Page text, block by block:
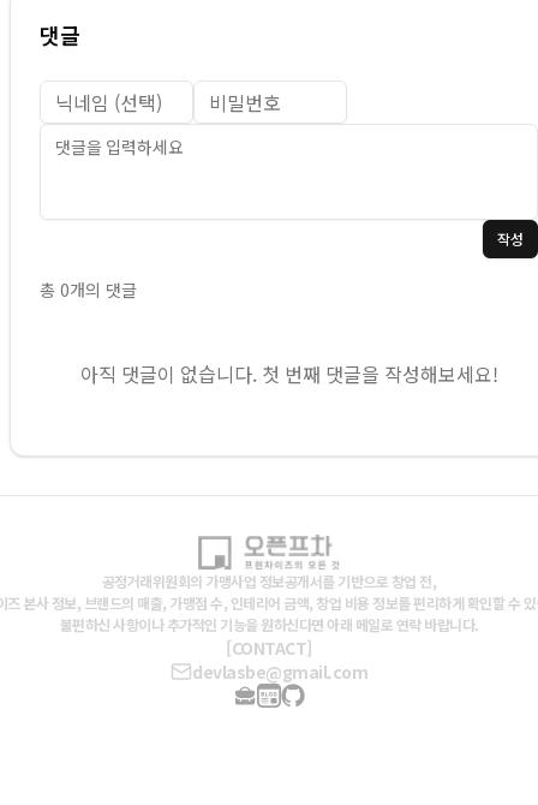
댓글
작성
총 0개의 댓글
아직 댓글이 없습니다. 첫 번째 댓글을 작성해보세요!
공정거래위원회의 가맹사업 정보공개서를 기반으로 창업 전,
즈 본사 정보, 브랜드의 매출, 가맹점 수, 인테리어 금액, 창업 비용 정보를 편리하게 확인할 수
불편하신 사항이나 추가적인 기능을 원하신다면 아래 메일로 연락 바랍니다.
[CONTACT]
devlasbe@gmail.com